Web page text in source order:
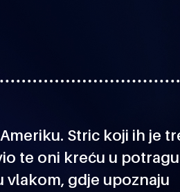
Stric koji ih je
te oni kreću u potragu
vlakom, gdje upoznaju